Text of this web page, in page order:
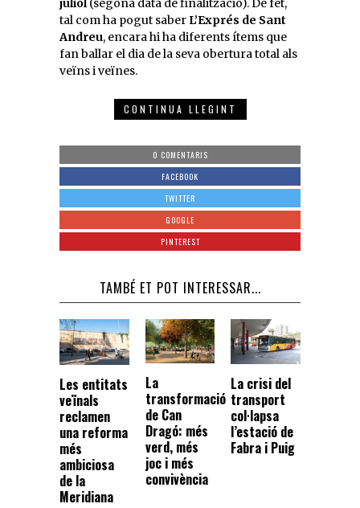
juliol(segona data de finalització). De fet,
tal com ha pogut saber L’Exprés de Sant
Andreu, encara hi ha diferents ítems que
fan ballar el dia de la seva obertura total als
veïns i veïnes.
CONTINUA LLEGINT
0 COMENTARIS
FACEBOOK
TWITTER
GOOGLE
PINTEREST
TAMBÉ ET POT INTERESSAR...
Les entitats
veïnals
reclamen
una reforma
més
ambiciosa
de la
Meridiana
La
transformació
de Can
Dragó: més
verd, més
joc i més
convivència
La crisi del
transport
col·lapsa
l’estació de
Fabra i Puig